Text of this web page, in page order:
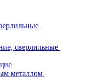
сверлильные
металлом